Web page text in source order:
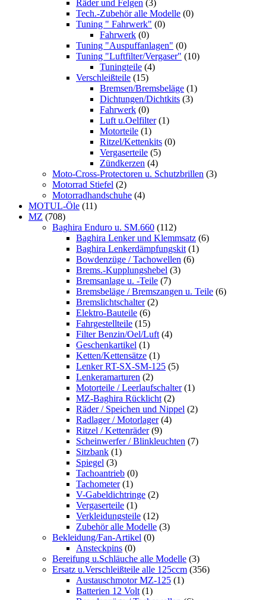
Räder und Felgen (3)
Tech.-Zubehör alle Modelle (0)
Tuning " Fahrwerk" (0)
Fahrwerk (0)
Tuning "Auspuffanlagen" (0)
Tuning "Luftfilter/Vergaser" (10)
Tuningteile (4)
Verschleißteile (15)
Bremsen/Bremsbeläge (1)
Dichtungen/Dichtkits (3)
Fahrwerk (0)
Luft u.Oelfilter (1)
Motorteile (1)
Ritzel/Kettenkits (0)
Vergaserteile (5)
Zündkerzen (4)
Moto-Cross-Protectoren u. Schutzbrillen (3)
Motorrad Stiefel (2)
Motorradhandschuhe (4)
MOTUL-Öle (11)
MZ (708)
Baghira Enduro u. SM.660 (112)
Baghira Lenker und Klemmsatz (6)
Baghira Lenkerdämpfungskit (1)
Bowdenzüge / Tachowellen (6)
Brems.-Kupplungshebel (3)
Bremsanlage u. -Teile (7)
Bremsbeläge / Bremszangen u. Teile (6)
Bremslichtschalter (2)
Elektro-Bauteile (6)
Fahrgestellteile (15)
Filter Benzin/Oel/Luft (4)
Geschenkartikel (1)
Ketten/Kettensätze (1)
Lenker RT-SX-SM-125 (5)
Lenkeramarturen (2)
Motorteile / Leerlaufschalter (1)
MZ-Baghira Rücklicht (2)
Räder / Speichen und Nippel (2)
Radlager / Motorlager (4)
Ritzel / Kettenräder (9)
Scheinwerfer / Blinkleuchten (7)
Sitzbank (1)
Spiegel (3)
Tachoantrieb (0)
Tachometer (1)
V-Gabeldichtringe (2)
Vergaserteile (1)
Verkleidungsteile (12)
Zubehör alle Modelle (3)
Bekleidung/Fan-Artikel (0)
Ansteckpins (0)
Bereifung u.Schläuche alle Modelle (3)
Ersatz u.Verschleißteile alle 125ccm (356)
Austauschmotor MZ-125 (1)
Batterien 12 Volt (1)